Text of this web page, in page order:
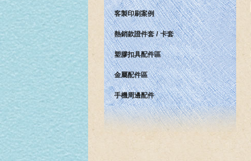
客製印刷案例
熱銷款證件套 / 卡套
塑膠扣具配件區
金屬配件區
手機周邊配件